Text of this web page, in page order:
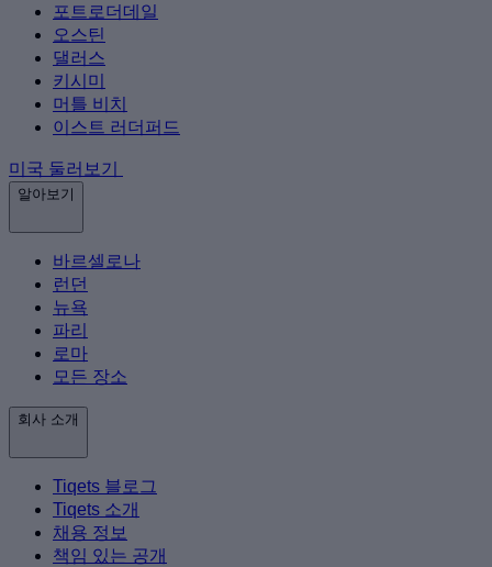
포트로더데일
오스틴
댈러스
키시미
머틀 비치
이스트 러더퍼드
미국 둘러보기
알아보기
바르셀로나
런던
뉴욕
파리
로마
모든 장소
회사 소개
Tiqets 블로그
Tiqets 소개
채용 정보
책임 있는 공개